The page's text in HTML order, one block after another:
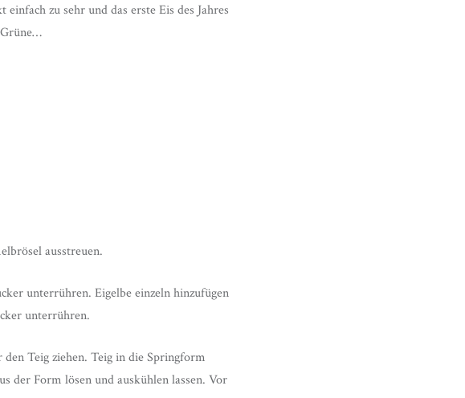
zu sehr und das erste Eis des Jahres
Grüne…
ausstreuen.
unterrühren. Eigelbe einzeln hinzufügen
unterrühren.
Teig ziehen. Teig in die Springform
der Form lösen und auskühlen lassen. Vor